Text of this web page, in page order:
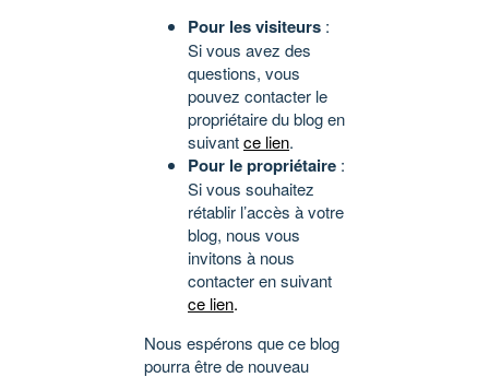
Pour les visiteurs :
Si vous avez des
questions, vous
pouvez contacter le
propriétaire du blog en
suivantce lien.
Pour le propriétaire :
Si vous souhaitez
rétablir l’accès à votre
blog, nous vous
invitons à nous
contacter en suivant
ce lien.
Nous espérons que ce blog
pourra être de nouveau